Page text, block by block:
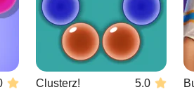
Clusterz! 5.0